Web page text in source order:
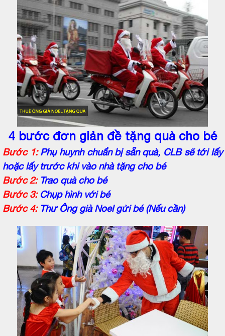
4 bước đơn giản đề tặng quà cho bé
Bước 1:Phụ huynh chuẩn bị sẵn quà, CLB sẽ tới lấy
hoặc lấy trước khi vào nhà tặng cho bé
Bước 2: Trao quà cho bé
Bước 3: Chụp hình với bé
Bước 4: Thư Ông già Noel gửi bé (Nếu cần)